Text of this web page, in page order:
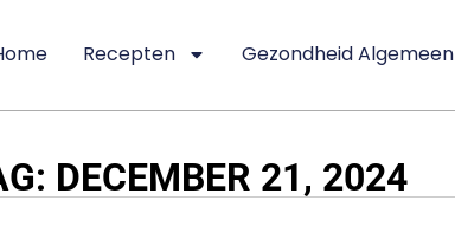
Recepten Gezondheid Algemeen
DECEMBER 21, 2024